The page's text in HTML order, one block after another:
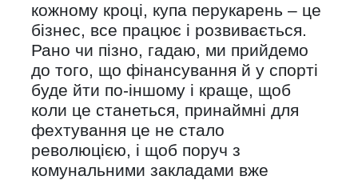
кожному кроці, купа перукарень – це
бізнес, все працює і розвивається.
Рано чи пізно, гадаю, ми прийдемо
до того, що фінансування й у спорті
буде йти по-іншому і краще, щоб
коли це станеться, принаймні для
фехтування це не стало
революцією, і щоб поруч з
комунальними закладами вже